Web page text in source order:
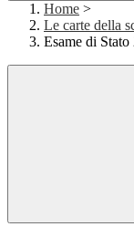
Home >
Le carte della
Esame di Stato